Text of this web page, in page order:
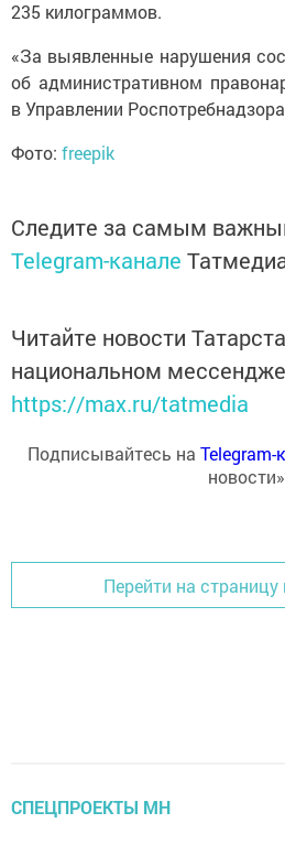
235 килограммов.
«За выявленные нарушения
об административном
в Управлении
Фото: freepik
Следите за самым
Telegram-канале
Читайте новости
национальном
https://max.ru/tatmedia
Подписывайтесь на Telegram-
новости»
Перейти на страницу
СПЕЦПРОЕКТЫ МН